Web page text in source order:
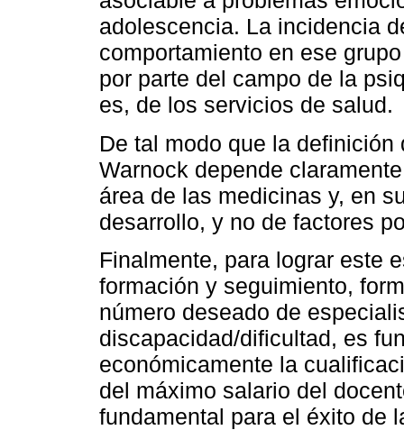
adolescencia. La incidencia
comportamiento en ese
por parte del campo de la
es, de los servicios de salud.
De tal modo que la
Warnock depende
área de las medicinas y, en
desarrollo, y no de factores
Finalmente, para lograr este
formación y seguimiento,
número deseado de
discapacidad/dificultad, es
económicamente la
del máximo salario del
fundamental para el éxito de